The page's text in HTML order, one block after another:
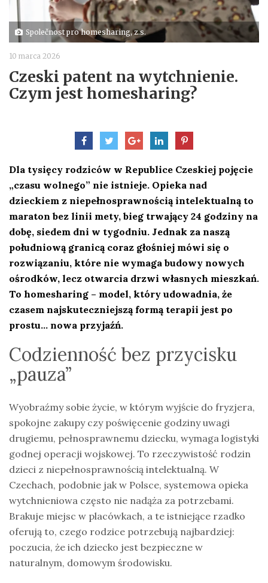
Společnost pro homesharing, z.s.
10 marca 2026
Czeski patent na wytchnienie.
Czym jest homesharing?
Dla tysięcy rodziców w Republice Czeskiej pojęcie
„czasu wolnego” nie istnieje. Opieka nad
dzieckiem z niepełnosprawnością intelektualną to
maraton bez linii mety, bieg trwający 24 godziny na
dobę, siedem dni w tygodniu. Jednak za naszą
południową granicą coraz głośniej mówi się o
rozwiązaniu, które nie wymaga budowy nowych
ośrodków, lecz otwarcia drzwi własnych mieszkań.
To homesharing – model, który udowadnia, że
czasem najskuteczniejszą formą terapii jest po
prostu… nowa przyjaźń.
Codzienność bez przycisku
„pauza”
Wyobraźmy sobie życie, w którym wyjście do fryzjera,
spokojne zakupy czy poświęcenie godziny uwagi
drugiemu, pełnosprawnemu dziecku, wymaga logistyki
godnej operacji wojskowej. To rzeczywistość rodzin
dzieci z niepełnosprawnością intelektualną. W
Czechach, podobnie jak w Polsce, systemowa opieka
wytchnieniowa często nie nadąża za potrzebami.
Brakuje miejsc w placówkach, a te istniejące rzadko
oferują to, czego rodzice potrzebują najbardziej:
poczucia, że ich dziecko jest bezpieczne w
naturalnym, domowym środowisku.